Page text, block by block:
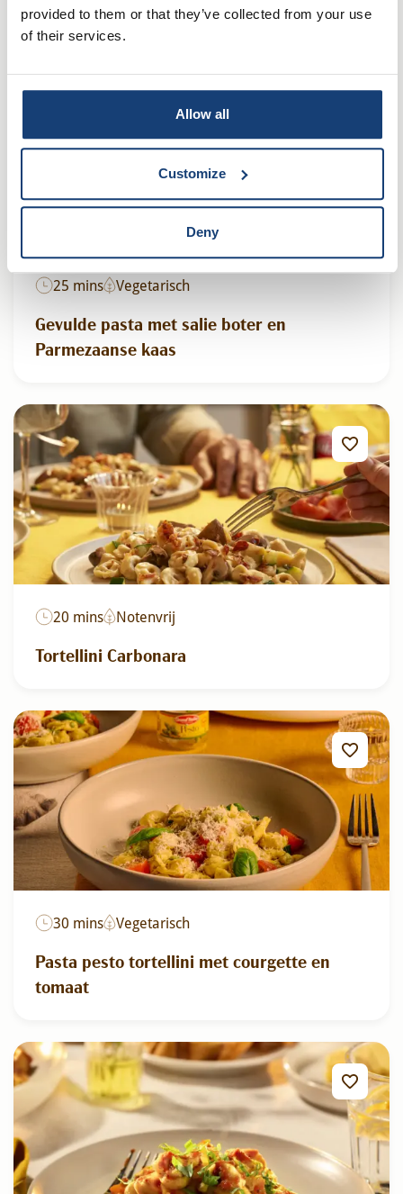
provided to them or that they’ve collected from your use
of their services.
Allow all
Customize
Deny
Pasta Tortellini ovenschotel met pesto
25 mins Vegetarisch
Gevulde pasta met salie boter en
Parmezaanse kaas
20 mins Notenvrij
Tortellini Carbonara
30 mins Vegetarisch
Pasta pesto tortellini met courgette en
tomaat